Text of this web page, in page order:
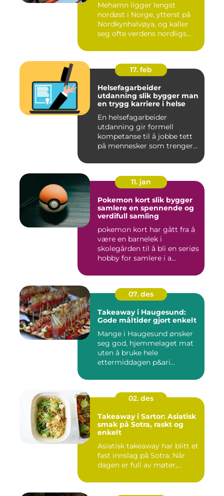
Mehamn ligger lengst
nordøst i Norge, ytterst på
Nordkynhalvøya, og kaller
seg ofte verdens nordligs...
17. feb
Helsefagarbeider
utdanning slik bygger man
en trygg karriere i helse
En helsefagarbeider
utdanning gir formell
kompetanse til å jobbe tett
på mennesker som trenger
11. jan
Pokemon kort slik bygger
samlere en spennende og
verdifull samling
pokemon kort har gått fra å
være en barnelek i
skolegården til å bli en seriøs
hobby for samlere i a...
07. des
Takeaway i Haugesund:
Gode måltider gjort enkelt
Mange i Haugesund ønsker
seg god, hjemmelaget mat
uten å bruke hele
ettermiddagen p&ari...
02. des
Takeaway i Sartor: Asiatisk
smak på Sotra, raskt og
enkelt
Asiatisk takeaway har blitt et
fast innslag på Sotra. Når
dagen er full av møter,...